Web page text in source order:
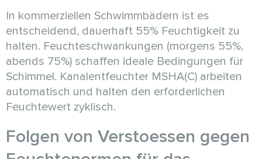
In kommerziellen Schwimmbädern ist es
entscheidend, dauerhaft 55% Feuchtigkeit zu
halten. Feuchteschwankungen (morgens 55%,
abends 75%) schaffen ideale Bedingungen für
Schimmel. Kanalentfeuchter MSHA(C) arbeiten
automatisch und halten den erforderlichen
Feuchtewert zyklisch.
Folgen von Verstoessen gegen